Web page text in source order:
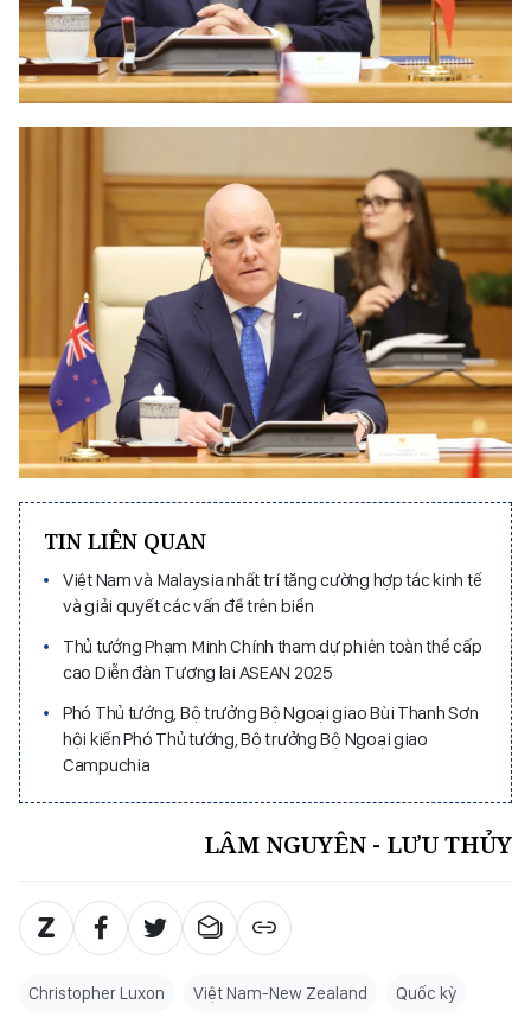
TIN LIÊN QUAN
Việt Nam và Malaysia nhất trí tăng cường hợp tác kinh tế
và giải quyết các vấn đề trên biển
Thủ tướng Phạm Minh Chính tham dự phiên toàn thể cấp
cao Diễn đàn Tương lai ASEAN 2025
Phó Thủ tướng, Bộ trưởng Bộ Ngoại giao Bùi Thanh Sơn
hội kiến Phó Thủ tướng, Bộ trưởng Bộ Ngoại giao
Campuchia
LÂM NGUYÊN - LƯU THỦY
Christopher Luxon Việt Nam-New Zealand Quốc kỳ